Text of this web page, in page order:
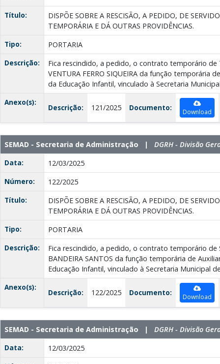
Título:
DISPÕE SOBRE A RESCISÃO, A PEDIDO, DE
TEMPORÁRIA E DÁ OUTRAS PROVIDÊNCIAS.
Tipo:
PORTARIA
Descrição:
Fica rescindido, a pedido, o contrato temporário de
VENTURA FERRO SIQUEIRA da função temporária
da Educação Infantil, vinculado à Secretaria
Anexo(s):
Descrição: 121/2025 Documento: Download
SEMAD - Secretaria de Administração | DGRH - Divisão
Data:
12/03/2025
Número:
122/2025
Título:
DISPÕE SOBRE A RESCISÃO, A PEDIDO, DE
TEMPORÁRIA E DÁ OUTRAS PROVIDÊNCIAS.
Tipo:
PORTARIA
Descrição:
Fica rescindido, a pedido, o contrato temporário de
BANDEIRA SANTOS da função temporária de
Educação Infantil, vinculado à Secretaria Municipal
Anexo(s):
Descrição: 122/2025 Documento: Download
SEMAD - Secretaria de Administração | DGRH - Divisão
Data:
12/03/2025